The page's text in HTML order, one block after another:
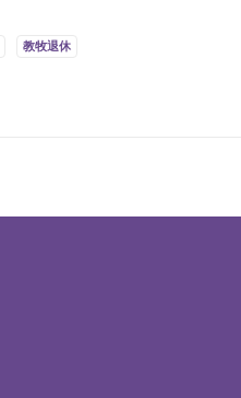
教牧退休